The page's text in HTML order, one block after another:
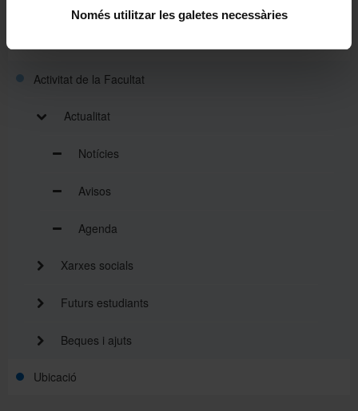
Només utilitzar les galetes necessàries
Funcionament Intern
Activitat de la Facultat
Actualitat
Notícies
Avisos
Agenda
Xarxes socials
Futurs estudiants
Beques i ajuts
Ubicació